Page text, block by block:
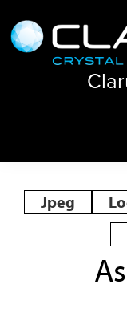
to
main
to
footer
Clarus
Audiophile
Collection
Jpeg